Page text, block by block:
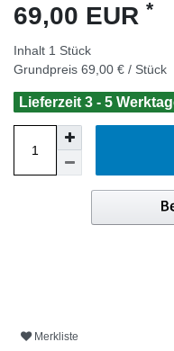
69,00 EUR *
Inhalt 1 Stück
Grundpreis 69,00 € / Stück
Lieferzeit 3 - 5
Merkliste